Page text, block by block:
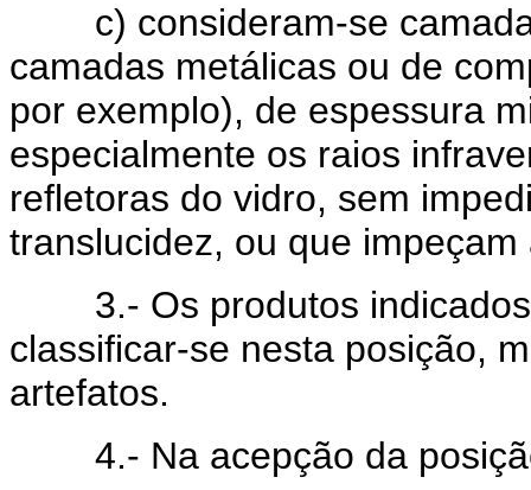
c) consideram-se
camadas metálicas ou de
por exemplo), de espessura
especialmente os raios
refletoras do vidro, sem
translucidez, ou que
3.- Os produtos indicados
classificar-se nesta posição,
artefatos.
4.- Na acepção da